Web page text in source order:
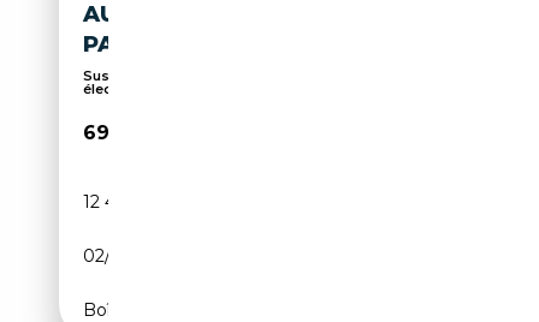
AUDI Q8 S LINE 50 TDI AHK
PANO HUD MATRIX AIR RFK
Suspension pneumatique, Soundsystem, Sièges
électr...
69 980€
12 424 km
02/2025
Boîte automatique